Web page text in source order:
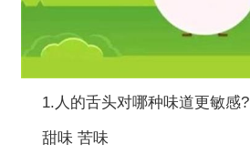
1.人的舌头对哪种味道更敏感?
甜味 苦味